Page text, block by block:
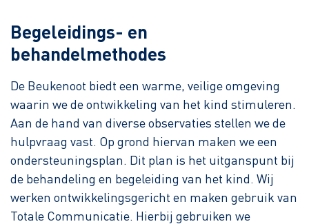
Begeleidings- en
behandelmethodes
De Beukenoot biedt een warme, veilige omgeving
waarin we de ontwikkeling van het kind stimuleren.
Aan de hand van diverse observaties stellen we de
hulpvraag vast. Op grond hiervan maken we een
ondersteuningsplan. Dit plan is het uitganspunt bij
de behandeling en begeleiding van het kind. Wij
werken ontwikkelingsgericht en maken gebruik van
Totale Communicatie. Hierbij gebruiken we